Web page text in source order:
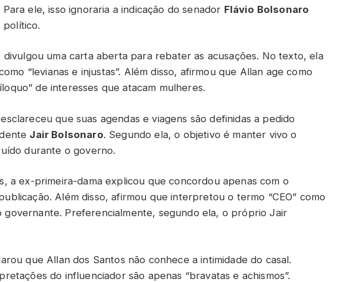
ele, isso ignoraria a indicação do senador Flávio Bolsonaro
político.
divulgou uma carta aberta para rebater as acusações. No texto, ela
“levianas e injustas”. Além disso, afirmou que Allan age como
de interesses que atacam mulheres.
que suas agendas e viagens são definidas a pedido
Jair Bolsonaro. Segundo ela, o objetivo é manter vivo o
durante o governo.
a ex-primeira-dama explicou que concordou apenas com o
Além disso, afirmou que interpretou o termo “CEO” como
governante. Preferencialmente, segundo ela, o próprio Jair
que Allan dos Santos não conhece a intimidade do casal.
do influenciador são apenas “bravatas e achismos”.